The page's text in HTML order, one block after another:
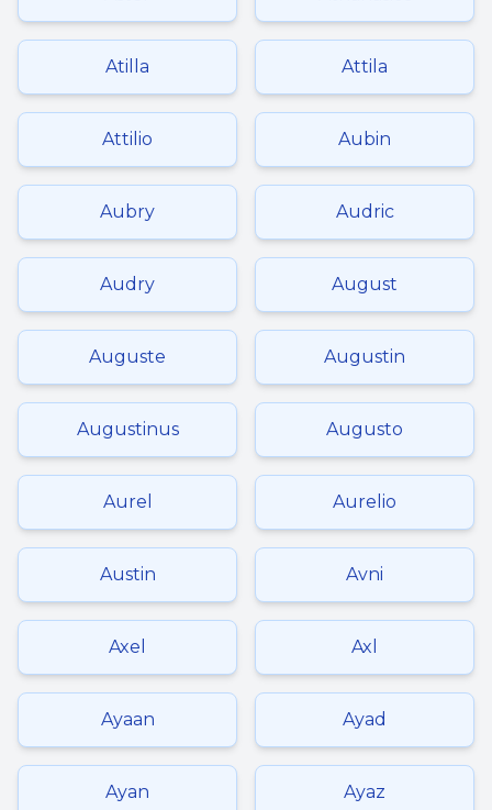
Atilla Attila
Attilio Aubin
Aubry Audric
Audry August
Auguste Augustin
Augustinus Augusto
Aurel Aurelio
Austin Avni
Axel Axl
Ayaan Ayad
Ayan Ayaz